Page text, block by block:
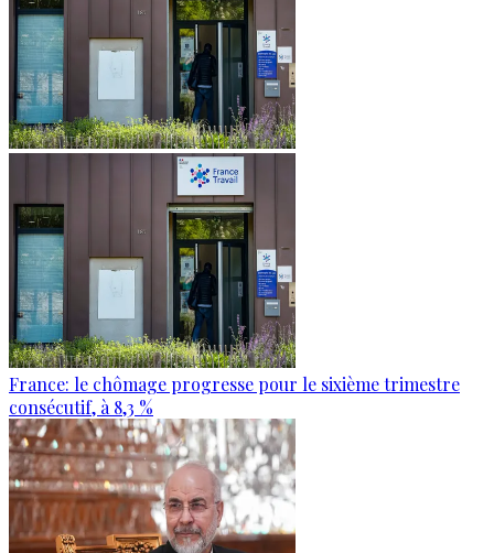
France: le chômage progresse pour le sixième trimestre
consécutif, à 8,3 %